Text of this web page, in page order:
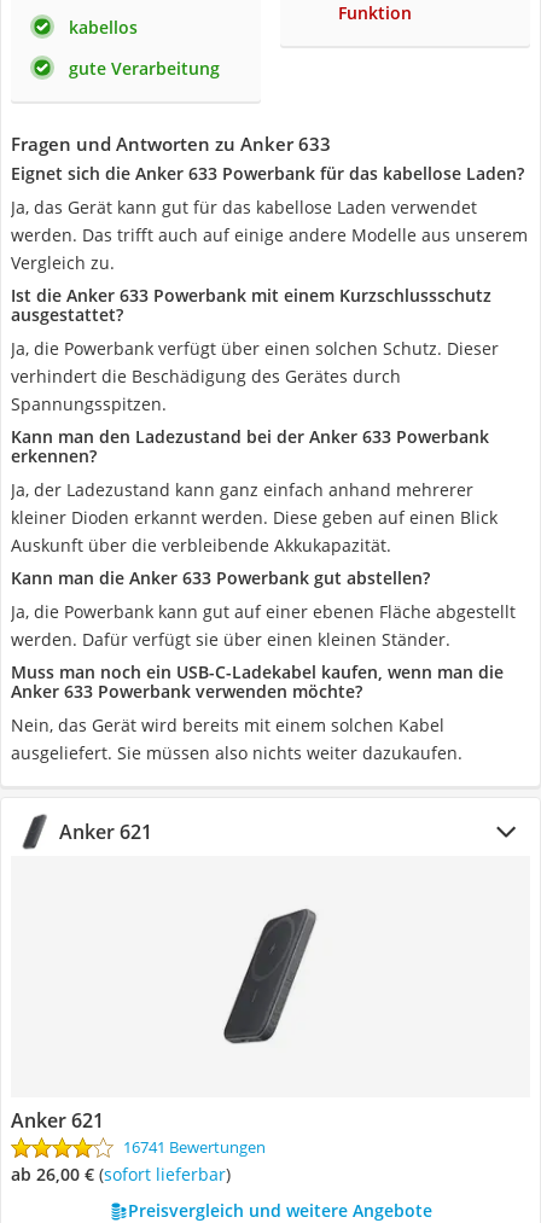
kabellos
gute Verarbeitung
Funktion
Fragen und Antworten zu Anker 633
Eignet sich die Anker 633 Powerbank für das kabellose Laden?
Ja, das Gerät kann gut für das kabellose Laden verwendet
werden. Das trifft auch auf einige andere Modelle aus unserem
Vergleich zu.
Ist die Anker 633 Powerbank mit einem Kurzschlussschutz
ausgestattet?
Ja, die Powerbank verfügt über einen solchen Schutz. Dieser
verhindert die Beschädigung des Gerätes durch
Spannungsspitzen.
Kann man den Ladezustand bei der Anker 633 Powerbank
erkennen?
Ja, der Ladezustand kann ganz einfach anhand mehrerer
kleiner Dioden erkannt werden. Diese geben auf einen Blick
Auskunft über die verbleibende Akkukapazität.
Kann man die Anker 633 Powerbank gut abstellen?
Ja, die Powerbank kann gut auf einer ebenen Fläche abgestellt
werden. Dafür verfügt sie über einen kleinen Ständer.
Muss man noch ein USB-C-Ladekabel kaufen, wenn man die
Anker 633 Powerbank verwenden möchte?
Nein, das Gerät wird bereits mit einem solchen Kabel
ausgeliefert. Sie müssen also nichts weiter dazukaufen.
Anker 621
Anker 621
16741 Bewertungen
ab 26,00 € ( Sofort lieferbar)
Preisvergleich und weitere Angebote